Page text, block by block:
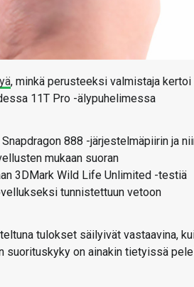
, minkä perusteeksi valmistaja kertoi
11T Pro -älypuhelimessa
888 -järjestelmäpiirin ja
mukaan suoran
3DMark Wild Life Unlimited -testiä
tunnistettuun vetoon
tulokset säilyivät vastaavina,
suorituskyky on ainakin tietyissä